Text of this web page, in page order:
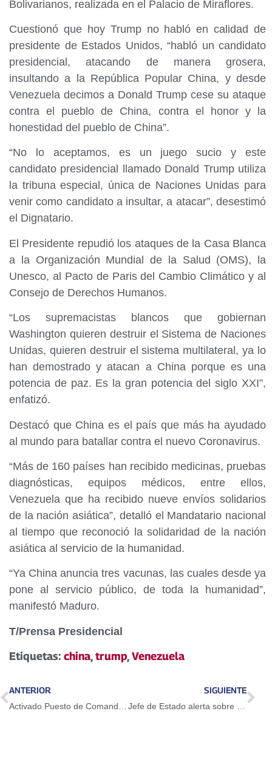
Bolivarianos, realizada en el Palacio de Miraflores.
Cuestionó que hoy Trump no habló en calidad de
presidente de Estados Unidos, “habló un candidato
presidencial, atacando de manera grosera,
insultando a la República Popular China, y desde
Venezuela decimos a Donald Trump cese su ataque
contra el pueblo de China, contra el honor y la
honestidad del pueblo de China”.
“No lo aceptamos, es un juego sucio y este
candidato presidencial llamado Donald Trump utiliza
la tribuna especial, única de Naciones Unidas para
venir como candidato a insultar, a atacar”, desestimó
el Dignatario.
El Presidente repudió los ataques de la Casa Blanca
a la Organización Mundial de la Salud (OMS), la
Unesco, al Pacto de Paris del Cambio Climático y al
Consejo de Derechos Humanos.
“Los supremacistas blancos que gobiernan
Washington quieren destruir el Sistema de Naciones
Unidas, quieren destruir el sistema multilateral, ya lo
han demostrado y atacan a China porque es una
potencia de paz. Es la gran potencia del siglo XXI”,
enfatizó.
Destacó que China es el país que más ha ayudado
al mundo para batallar contra el nuevo Coronavirus.
“Más de 160 países han recibido medicinas, pruebas
diagnósticas, equipos médicos, entre ellos,
Venezuela que ha recibido nueve envíos solidarios
de la nación asiática”, detalló el Mandatario nacional
al tiempo que reconoció la solidaridad de la nación
asiática al servicio de la humanidad.
“Ya China anuncia tres vacunas, las cuales desde ya
pone al servicio público, de toda la humanidad”,
manifestó Maduro.
T/Prensa Presidencial
Etiquetas: china,trump,Venezuela
ANTERIOR SIGUIENTE